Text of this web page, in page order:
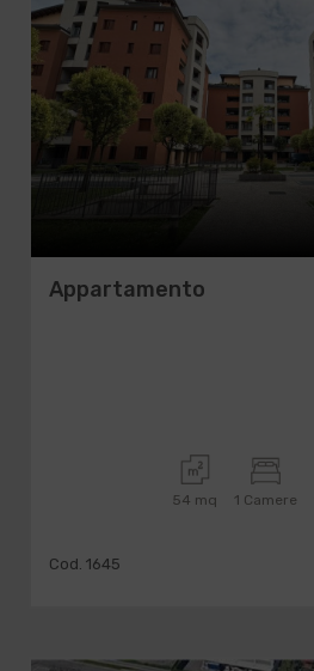
Appartamento
54 mq 1 Camere
Cod. 1645